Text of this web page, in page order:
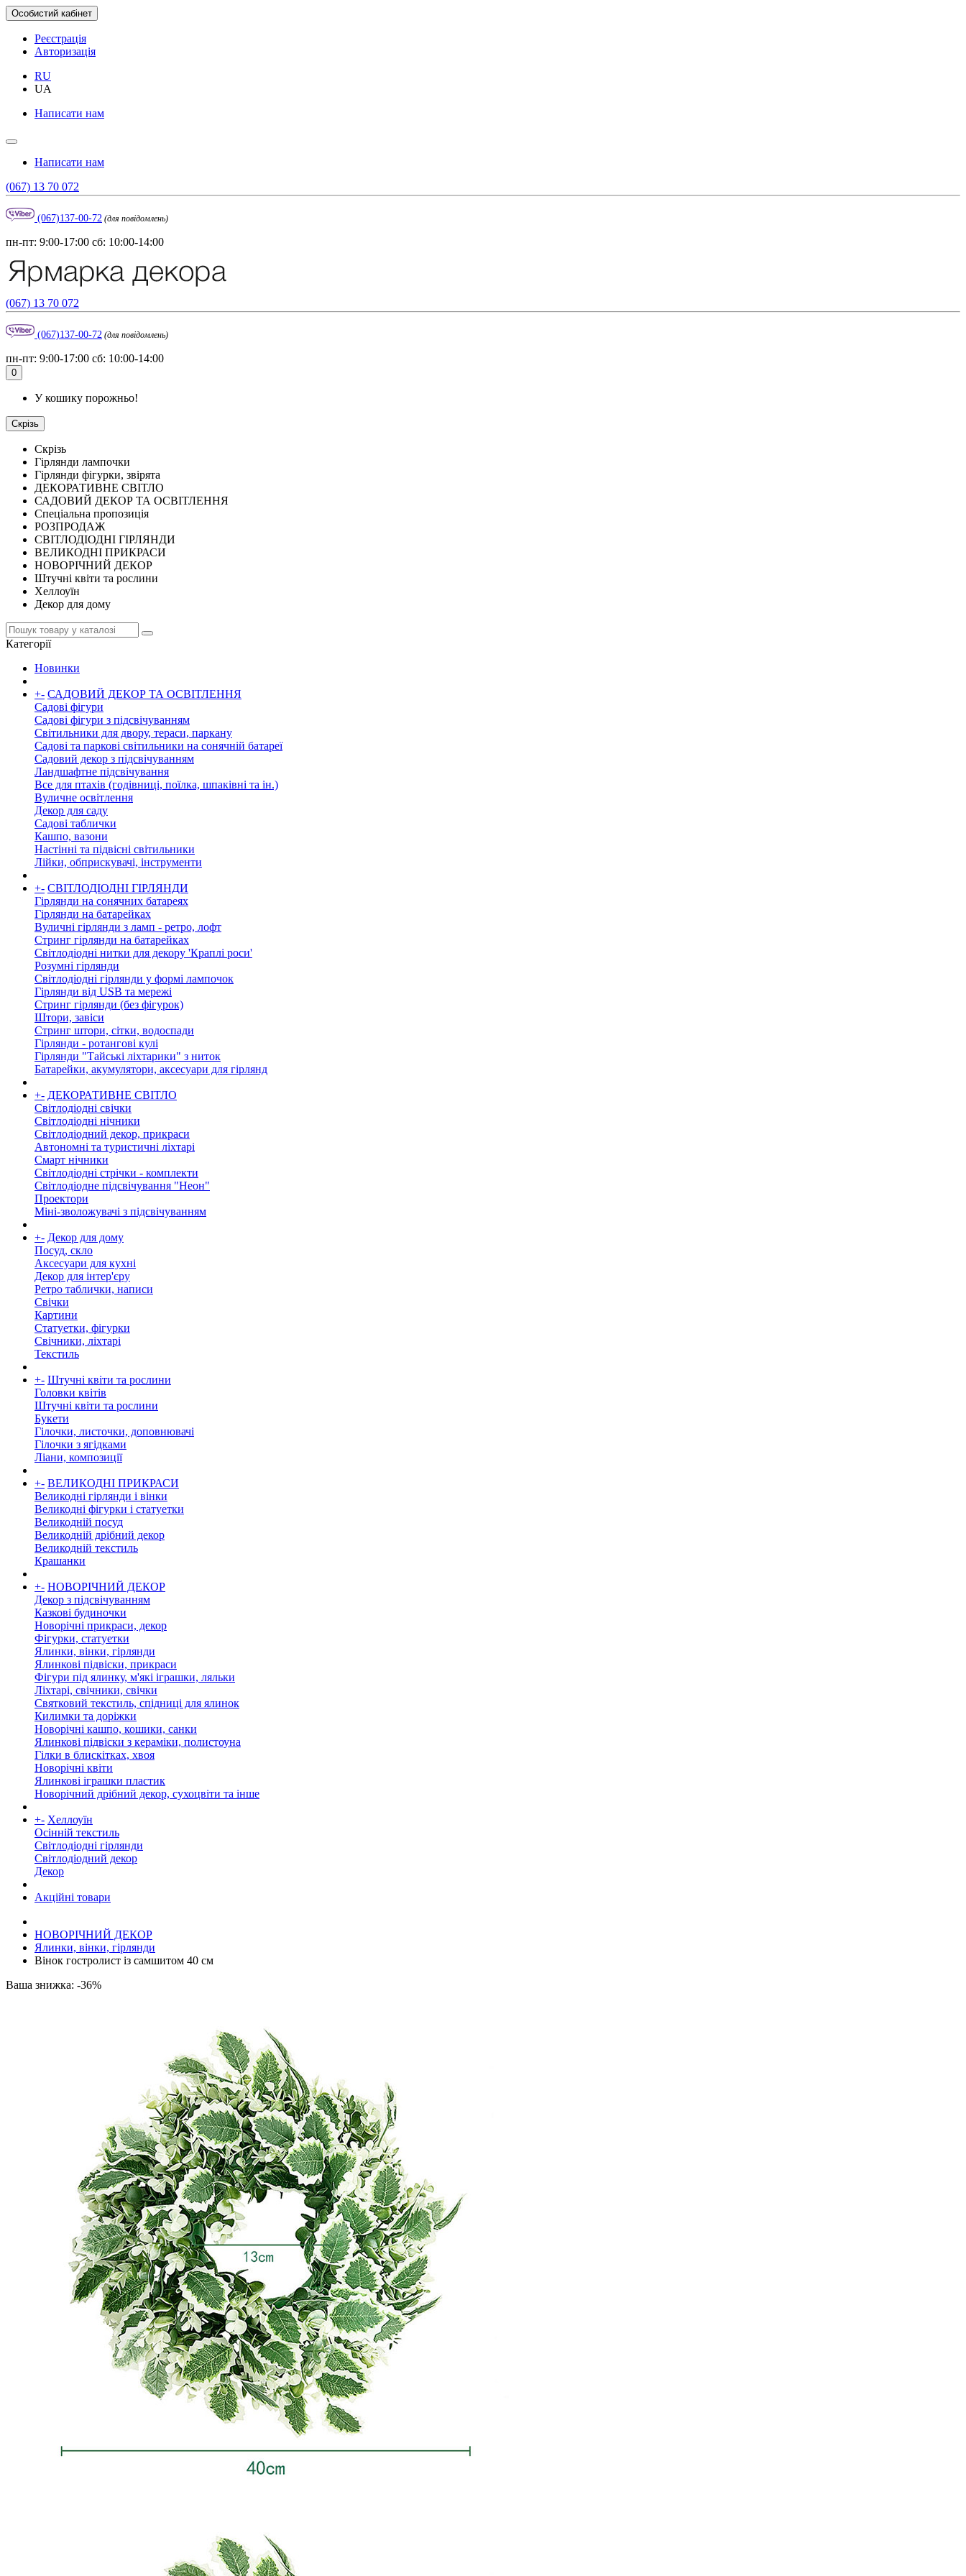
Особистий кабінет
Реєстрація
Авторизація
RU
UA
Написати нам
Написати нам
(067) 13 70 072
(067)137-00-72 (для повідомлень)
пн-пт: 9:00-17:00 сб: 10:00-14:00
(067) 13 70 072
(067)137-00-72 (для повідомлень)
пн-пт: 9:00-17:00 сб: 10:00-14:00
0
У кошику порожньо!
Скрізь
Скрізь
Гірлянди лампочки
Гірлянди фігурки, звірята
ДЕКОРАТИВНЕ СВІТЛО
САДОВИЙ ДЕКОР ТА ОСВІТЛЕННЯ
Спеціальна пропозиція
РОЗПРОДАЖ
СВІТЛОДІОДНІ ГІРЛЯНДИ
ВЕЛИКОДНІ ПРИКРАСИ
НОВОРІЧНИЙ ДЕКОР
Штучні квіти та рослини
Хеллоуїн
Декор для дому
Категорії
Новинки
+- САДОВИЙ ДЕКОР ТА ОСВІТЛЕННЯ
Садові фігури
Садові фігури з підсвічуванням
Світильники для двору, тераси, паркану
Садові та паркові світильники на сонячній батареї
Садовий декор з підсвічуванням
Ландшафтне підсвічування
Все для птахів (годівниці, поїлка, шпаківні та ін.)
Вуличне освітлення
Декор для саду
Садові таблички
Кашпо, вазони
Настінні та підвісні світильники
Лійки, обприскувачі, інструменти
+- СВІТЛОДІОДНІ ГІРЛЯНДИ
Гірлянди на сонячних батареях
Гірлянди на батарейках
Вуличні гірлянди з ламп - ретро, ​​лофт
Стринг гірлянди на батарейках
Світлодіодні нитки для декору 'Краплі роси'
Розумні гірлянди
Світлодіодні гірлянди у формі лампочок
Гірлянди від USB та мережі
Стринг гірлянди (без фігурок)
Штори, завіси
Стринг штори, сітки, водоспади
Гірлянди - ротангові кулі
Гірлянди "Тайські ліхтарики" з ниток
Батарейки, акумулятори, аксесуари для гірлянд
+- ДЕКОРАТИВНЕ СВІТЛО
Світлодіодні свічки
Світлодіодні нічники
Світлодіодний декор, прикраси
Автономні та туристичні ліхтарі
Смарт нічники
Світлодіодні стрічки - комплекти
Світлодіодне підсвічування "Неон"
Проектори
Міні-зволожувачі з підсвічуванням
+- Декор для дому
Посуд, скло
Аксесуари для кухні
Декор для інтер'єру
Ретро таблички, написи
Свічки
Картини
Статуетки, фігурки
Свічники, ліхтарі
Текстиль
+- Штучні квіти та рослини
Головки квітів
Штучні квіти та рослини
Букети
Гілочки, листочки, доповнювачі
Гілочки з ягідками
Ліани, композиції
+- ВЕЛИКОДНІ ПРИКРАСИ
Великодні гірлянди і вінки
Великодні фігурки і статуетки
Великодній посуд
Великодній дрібний декор
Великодній текстиль
Крашанки
+- НОВОРІЧНИЙ ДЕКОР
Декор з підсвічуванням
Казкові будиночки
Новорічні прикраси, декор
Фігурки, статуетки
Ялинки, вінки, гірлянди
Ялинкові підвіски, прикраси
Фігури під ялинку, м'які іграшки, ляльки
Ліхтарі, свічники, свічки
Святковий текстиль, спідниці для ялинок
Килимки та доріжки
Новорічні кашпо, кошики, санки
Ялинкові підвіски з кераміки, полистоуна
Гілки в блискітках, хвоя
Новорічні квіти
Ялинкові іграшки пластик
Новорічний дрібний декор, сухоцвіти та інше
+- Хеллоуїн
Осінній текстиль
Світлодіодні гірлянди
Світлодіодний декор
Декор
Акційні товари
НОВОРІЧНИЙ ДЕКОР
Ялинки, вінки, гірлянди
Вінок гостролист із самшитом 40 см
Ваша знижка: -36%